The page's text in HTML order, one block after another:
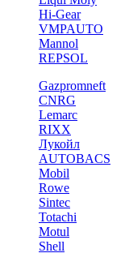
Hi-Gear
VMPAUTO
Mannol
REPSOL
Gazpromneft
CNRG
Lemarc
RIXX
Лукойл
AUTOBACS
Mobil
Rowe
Sintec
Totachi
Motul
Shell